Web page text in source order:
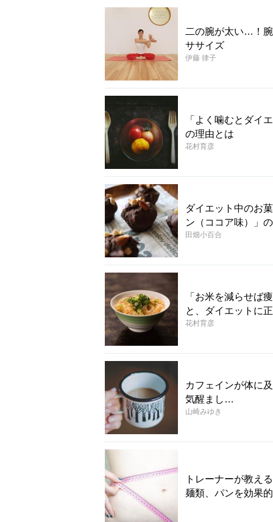
二の腕が太い…！
ササイズ
伊藤 律子
「よく噛むとダイ
の理由とは
花村育彦
ダイエット中のお
ン（ココア味）」
田畑小百合
「お米を減らせば
と、ダイエットに
花村育彦
カフェインが体に
気醒まし…
山崎みゆき
トレーナーが教え
麺類、パンを効果